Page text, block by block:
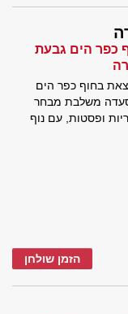
1, חוף כפר הים גבעת
בחוף כפר הים
משלבת מבחר
ופסטות, עם נוף
הזמן שולחן